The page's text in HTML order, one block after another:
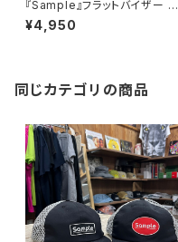
『Sample』フラットバイザー BB
キャップ “CIRCLE”
¥4,950
同じカテゴリの商品